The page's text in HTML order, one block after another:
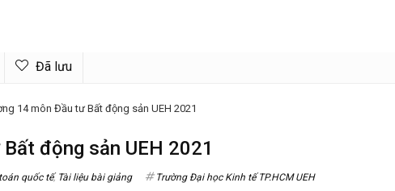
Đã lưu
14 môn Đầu tư Bất động sản UEH 2021
động sản UEH 2021
quốc tế, Tài liệu bài giảng Trường Đại học Kinh tế TP.HCM UEH